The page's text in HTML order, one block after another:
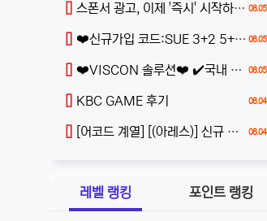
08.05
스폰서 광고, 이제 '즉시' 시작하세요. 모든 업종, 확실한 반응
08.05
❤️신규가입 코드:SUE 3+2 5+3 10+5 20+7 30+10 가입전화X 매주페이백최대1000만 콤푸무제한❤️
08.05
❤️VISCON 솔루션❤️ ✔️국내 최저가 솔루션✔️
08.04
KBC GAME 후기
08.04
[어코드 계열] [(아레스)] 신규 첫충전 1+2 or 30% | 매일첫충 20% 무한매충 10%
레벨 랭킹 포인트 랭킹